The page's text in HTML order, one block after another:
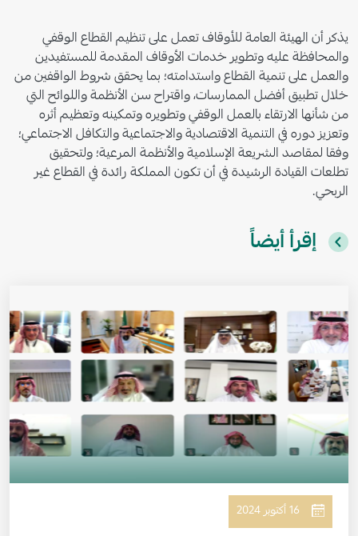
يذكر أن الهيئة العامة للأوقاف تعمل على تنظيم القطاع الوقفي
والمحافظة عليه وتطوير خدمات الأوقاف المقدمة للمستفيدين
والعمل على تنمية القطاع واستدامته؛ بما يحقق شروط الواقفين من
خلال تطبيق أفضل الممارسات، واقتراح سن الأنظمة واللوائح التي
من شأنها الارتقاء بالعمل الوقفي وتطويره وتمكينه وتعظيم أثره
وتعزيز دوره في التنمية الاقتصادية والاجتماعية والتكافل الاجتماعي؛
وفقا لمقاصد الشريعة الإسلامية والأنظمة المرعية؛ ولتحقيق
تطلعات القيادة الرشيدة في أن تكون المملكة رائدة في القطاع غير
الربحي.
إقرأ أيضاً
16 أكتوبر 2024